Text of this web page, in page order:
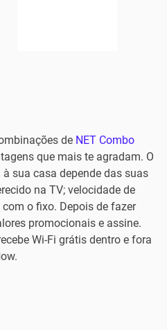
de NET Combo
que mais te agradam. O
sua casa depende das suas
na TV; velocidade de
o fixo. Depois de fazer
promocionais e assine.
Wi-Fi grátis dentro e fora